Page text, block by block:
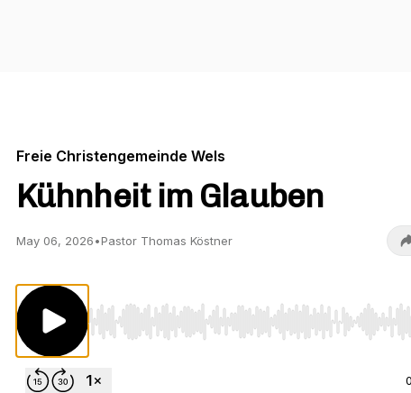
Freie Christengemeinde Wels
Kühnheit im Glauben
May 06, 2026•Pastor Thomas Köstner
Use Left/Right to seek, Home/End to jump to